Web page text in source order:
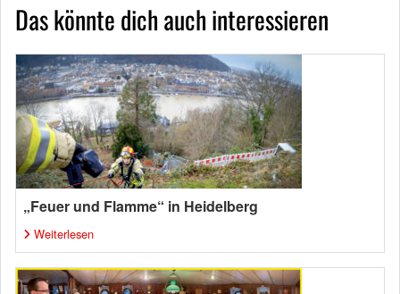
Das könnte dich auch interessieren
„Feuer und Flamme“ in Heidelberg
Weiterlesen